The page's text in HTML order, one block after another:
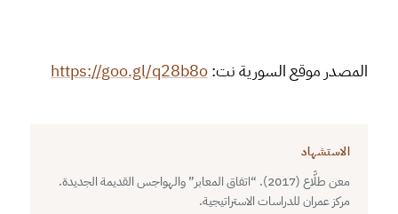
المصدر موقع السورية نت:https://goo.gl/q28b8o
الاستشهاد
معن طلَّاع (2017). “اتفاق المعابر” والهواجس القديمة الجديدة.
مركز عمران للدراسات الاستراتيجية.